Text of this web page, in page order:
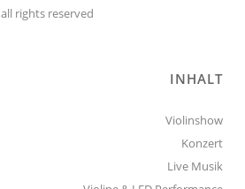
all rights reserved
INHALT
Violinshow
Konzert
Live Musik